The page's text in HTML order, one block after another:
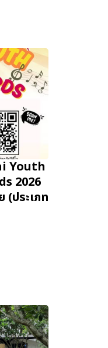
Youth
2026
(ประเภท